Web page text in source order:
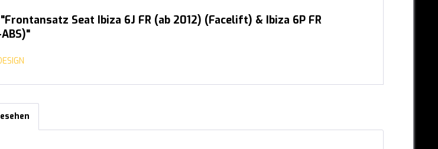
Seat Ibiza 6J FR (ab 2012) (Facelift) & Ibiza 6P FR